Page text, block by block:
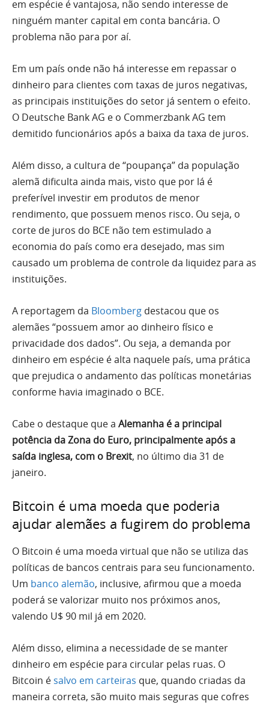
em espécie é vantajosa, não sendo interesse de
ninguém manter capital em conta bancária. O
problema não para por aí.
Em um país onde não há interesse em repassar o
dinheiro para clientes com taxas de juros negativas,
as principais instituições do setor já sentem o efeito.
O Deutsche Bank AG e o Commerzbank AG tem
demitido funcionários após a baixa da taxa de juros.
Além disso, a cultura de “poupança” da população
alemã dificulta ainda mais, visto que por lá é
preferível investir em produtos de menor
rendimento, que possuem menos risco. Ou seja, o
corte de juros do BCE não tem estimulado a
economia do país como era desejado, mas sim
causado um problema de controle da liquidez para as
instituições.
A reportagem da Bloomberg destacou que os
alemães “possuem amor ao dinheiro físico e
privacidade dos dados”. Ou seja, a demanda por
dinheiro em espécie é alta naquele país, uma prática
que prejudica o andamento das políticas monetárias
conforme havia imaginado o BCE.
Cabe o destaque que a Alemanha é a principal
potência da Zona do Euro, principalmente após a
saída inglesa, com o Brexit, no último dia 31 de
janeiro.
Bitcoin é uma moeda que poderia
ajudar alemães a fugirem do problema
O Bitcoin é uma moeda virtual que não se utiliza das
políticas de bancos centrais para seu funcionamento.
Um banco alemão, inclusive, afirmou que a moeda
poderá se valorizar muito nos próximos anos,
valendo U$ 90 mil já em 2020.
Além disso, elimina a necessidade de se manter
dinheiro em espécie para circular pelas ruas. O
Bitcoin é salvo em carteiras que, quando criadas da
maneira correta, são muito mais seguras que cofres